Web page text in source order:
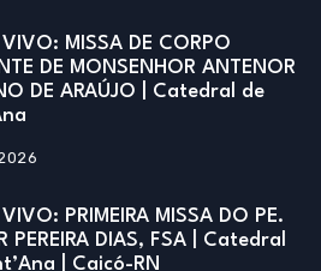
MISSA DE CORPO
DE MONSENHOR ANTENOR
DE ARAÚJO | Catedral de
PRIMEIRA MISSA DO PE.
PEREIRA DIAS, FSA | Catedral
| Caicó-RN